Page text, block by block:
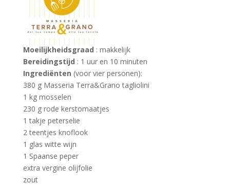
Moeilijkheidsgraad : makkelijk
Bereidingstijd : 1 uur en 10 minuten
Ingrediënten (voor vier personen):
380 g Masseria Terra&Grano tagliolini
1 kg mosselen
230 g rode kerstomaatjes
1 takje peterselie
2 teentjes knoflook
1 glas witte wijn
1 Spaanse peper
extra vergine olijfolie
zout